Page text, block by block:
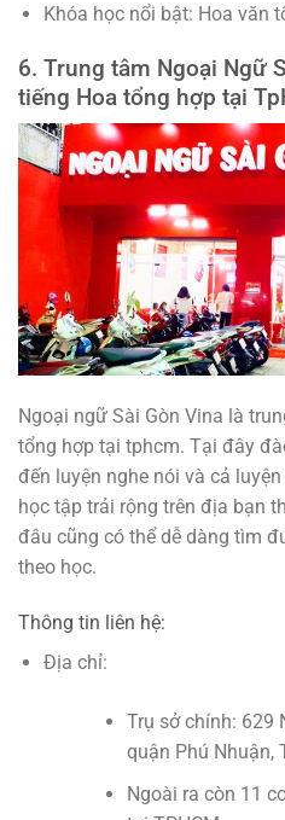
Khóa học nổi bật: Hoa văn
6. Trung tâm Ngoại Ngữ
tiếng Hoa tổng hợp tại
Ngoại ngữ Sài Gòn Vina là
tổng hợp tại tphcm. Tại đây
đến luyện nghe nói và cả
học tập trải rộng trên địa bạn
đâu cũng có thể dễ dàng tìm
theo học.
Thông tin liên hệ:
Địa chỉ:
Trụ sở chính: 629
quận Phú Nhuận,
Ngoài ra còn 11